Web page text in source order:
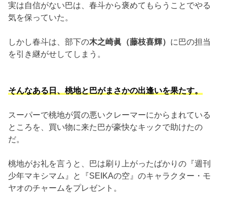
実は自信がない巴は、春斗から褒めてもらうことでやる
気を保っていた。
しかし春斗は、部下の木之崎眞（藤枝喜輝） に巴の担当
を引き継がせしてしまう。
そんなある日、桃地と巴がまさかの出逢いを果たす。
スーパーで桃地が質の悪いクレーマーにからまれている
ところを、買い物に来た巴が豪快なキックで助けたの
だ。
桃地がお礼を言うと、巴は刷り上がったばかりの『週刊
少年マキシマム』と『SEIKAの空』のキャラクター・モ
ヤオのチャームをプレゼント。